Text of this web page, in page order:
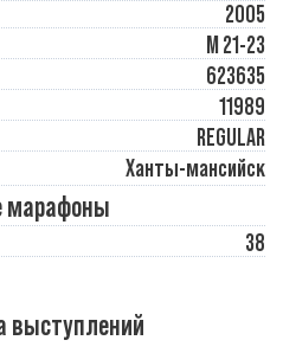
2005
М 21-23
623635
11989
REGULAR
Ханты-мансийск
марафоны
38
выступлений